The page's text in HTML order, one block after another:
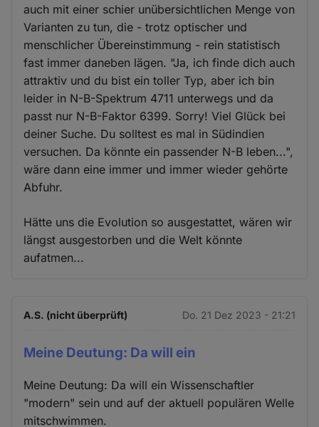
auch mit einer schier unübersichtlichen Menge von
Varianten zu tun, die - trotz optischer und
menschlicher Übereinstimmung - rein statistisch
fast immer daneben lägen. "Ja, ich finde dich auch
attraktiv und du bist ein toller Typ, aber ich bin
leider in N-B-Spektrum 4711 unterwegs und da
passt nur N-B-Faktor 6399. Sorry! Viel Glück bei
deiner Suche. Du solltest es mal in Südindien
versuchen. Da könnte ein passender N-B leben...",
wäre dann eine immer und immer wieder gehörte
Abfuhr.
Hätte uns die Evolution so ausgestattet, wären wir
längst ausgestorben und die Welt könnte
aufatmen...
A.S. (nicht überprüft) Do. 21 Dez 2023 - 21:21
Meine Deutung: Da will ein
Meine Deutung: Da will ein Wissenschaftler
"modern" sein und auf der aktuell populären Welle
mitschwimmen.